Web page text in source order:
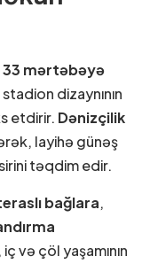
mərtəbəyə
dizaynının
etdirir. Dənizçilik
layihə günəş
təqdim edir.
bağlara,
və çöl yaşamının